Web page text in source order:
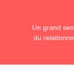
Un grand
du